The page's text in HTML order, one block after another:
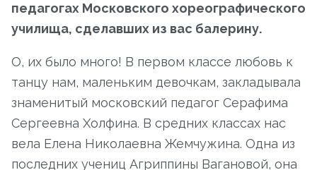
педагогах Московского хореографического
училища, сделавших из вас балерину.
О, их было много! В первом классе любовь к
танцу нам, маленьким девочкам, закладывала
знаменитый московский педагог Серафима
Сергеевна Холфина. В средних классах нас
вела Елена Николаевна Жемчужина. Одна из
последних учениц Агриппины Вагановой, она